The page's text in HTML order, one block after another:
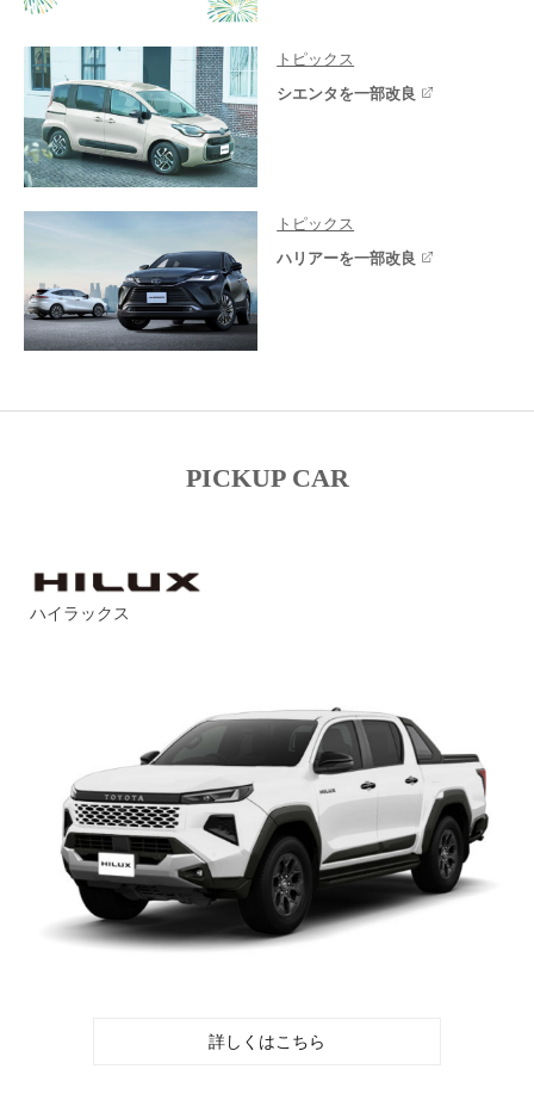
トピックス
シエンタを一部改良
トピックス
ハリアーを一部改良
PICKUP CAR
ハイラックス
詳しくはこちら